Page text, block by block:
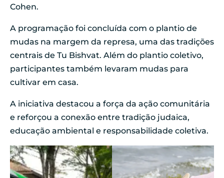
Cohen.
A programação foi concluída com o plantio de
mudas na margem da represa, uma das tradições
centrais de Tu Bishvat. Além do plantio coletivo,
participantes também levaram mudas para
cultivar em casa.
A iniciativa destacou a força da ação comunitária
e reforçou a conexão entre tradição judaica,
educação ambiental e responsabilidade coletiva.